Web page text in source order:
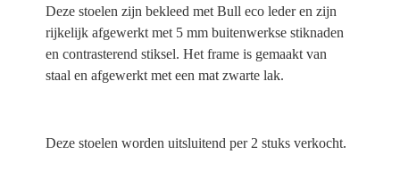
Deze stoelen zijn bekleed met Bull eco leder en zijn
rijkelijk afgewerkt met 5 mm buitenwerkse stiknaden
en contrasterend stiksel. Het frame is gemaakt van
staal en afgewerkt met een mat zwarte lak.
Deze stoelen worden uitsluitend per 2 stuks verkocht.